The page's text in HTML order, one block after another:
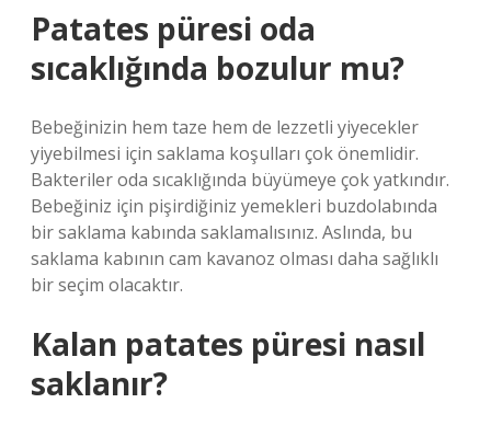
Patates püresi oda
sıcaklığında bozulur mu?
Bebeğinizin hem taze hem de lezzetli yiyecekler
yiyebilmesi için saklama koşulları çok önemlidir.
Bakteriler oda sıcaklığında büyümeye çok yatkındır.
Bebeğiniz için pişirdiğiniz yemekleri buzdolabında
bir saklama kabında saklamalısınız. Aslında, bu
saklama kabının cam kavanoz olması daha sağlıklı
bir seçim olacaktır.
Kalan patates püresi nasıl
saklanır?